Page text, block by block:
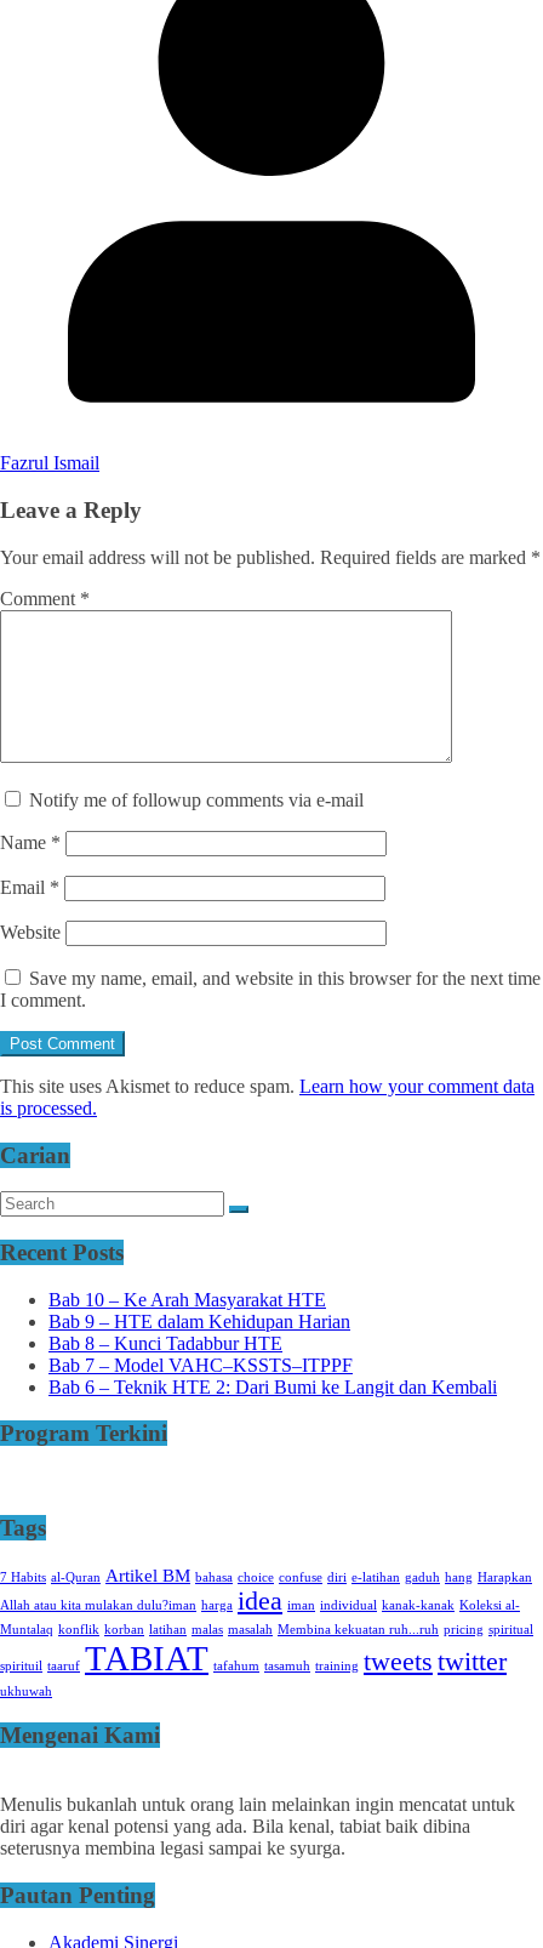
Fazrul Ismail
Leave a Reply
Your email address will not be published. Required fields are marked *
Comment *
Notify me of followup comments via e-mail
Name *
Email *
Website
Save my name, email, and website in this browser for the next time
I comment.
This site uses Akismet to reduce spam. Learn how your comment data
is processed.
Carian
Recent Posts
Bab 10 – Ke Arah Masyarakat HTE
Bab 9 – HTE dalam Kehidupan Harian
Bab 8 – Kunci Tadabbur HTE
Bab 7 – Model VAHC–KSSTS–ITPPF
Bab 6 – Teknik HTE 2: Dari Bumi ke Langit dan Kembali
Program Terkini
Tags
7 Habits al-Quran Artikel BM bahasa choice confuse diri e-latihan gaduh hang Harapkan
Allah atau kita mulakan dulu?iman harga idea iman individual kanak-kanak Koleksi al-
Muntalaq konflik korban latihan malas masalah Membina kekuatan ruh...ruh pricing spiritual
spirituil taaruf TABIAT tafahum tasamuh training tweets twitter
ukhuwah
Mengenai Kami
Menulis bukanlah untuk orang lain melainkan ingin mencatat untuk
diri agar kenal potensi yang ada. Bila kenal, tabiat baik dibina
seterusnya membina legasi sampai ke syurga.
Pautan Penting
Akademi Sinergi